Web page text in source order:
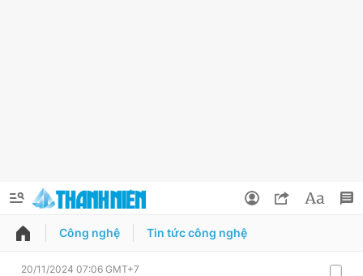
QUẢNG CÁO ĐẶT BÁO
Công nghệ Tin tức công nghệ
20/11/2024 07:06 GMT+7